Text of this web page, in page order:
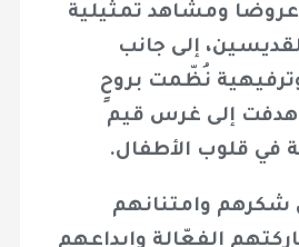
ومشاهد تمثيلية
إلى جانب
نُظّمت بروحٍ
هدفت إلى غرس قيم
في قلوب الأطفال.
شكرهم وامتنانهم
الفعّالة وإبداعهم